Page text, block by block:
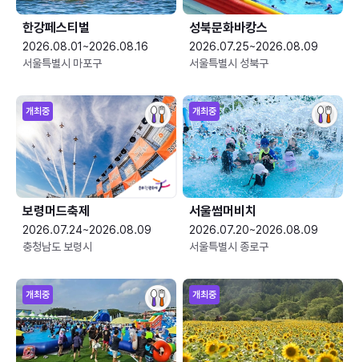
한강페스티벌
2026.08.01~2026.08.16
서울특별시 마포구
성북문화바캉스
2026.07.25~2026.08.09
서울특별시 성북구
개최중
보령머드축제
2026.07.24~2026.08.09
충청남도 보령시
개최중
서울썸머비치
2026.07.20~2026.08.09
서울특별시 종로구
개최중 개최중